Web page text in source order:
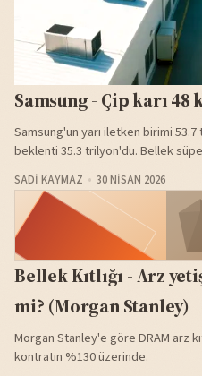
Samsung - Çip karı 48
Samsung'un yarı iletken birimi 53.7
beklenti 35.3 trilyon'du. Bellek
SADI KAYMAZ 30 NISAN 2026
Bellek Kıtlığı - Arz
mi? (Morgan Stanley)
Morgan Stanley'e göre DRAM arz
kontratın %130 üzerinde.